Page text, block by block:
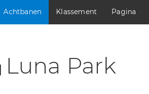
Achtbanen Klassement Pagina
Luna Park